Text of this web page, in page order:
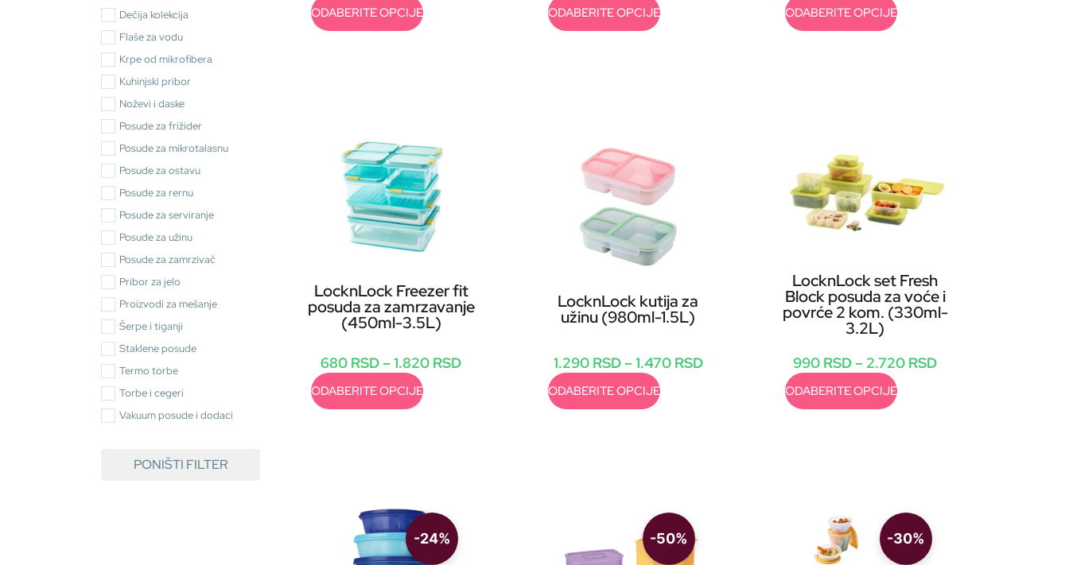
Dečija kolekcija
Flaše za vodu
Krpe od mikrofibera
Kuhinjski pribor
Noževi i daske
Posude za frižider
Posude za mikrotalasnu
Posude za ostavu
Posude za rernu
Posude za serviranje
Posude za užinu
Posude za zamrzivač
Pribor za jelo
Proizvodi za mešanje
Šerpe i tiganji
Staklene posude
Termo torbe
Torbe i cegeri
Vakuum posude i dodaci
PONIŠTI FILTER
ODABERITE OPCIJE ODABERITE OPCIJE ODABERITE OPCIJE
LocknLock Freezer fit
posuda za zamrzavanje
(450ml-3.5L)
680 RSD–1.820 RSD
ODABERITE OPCIJE
LocknLock kutija za
užinu (980ml-1.5L)
1.290 RSD–1.470 RSD
ODABERITE OPCIJE
LocknLock set Fresh
Block posuda za voće i
povrće 2 kom. (330ml-
3.2L)
990 RSD– 2.720 RSD
ODABERITE OPCIJE
-24% -50% -30%